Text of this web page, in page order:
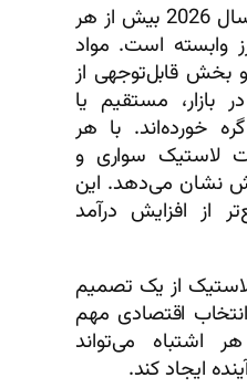
بازار لاستیک ایران در سال 2026 بیش از هر
وابسته است. مواد
و بخش قابل‌توجهی از
بازار، مستقیم یا
خورده‌اند. با هر
لاستیک سواری و
نشان می‌دهد. این
از افزایش درآمد
لاستیک از یک تصمیم
اقتصادی مهم
اشتباه می‌تواند
ایجاد کند.